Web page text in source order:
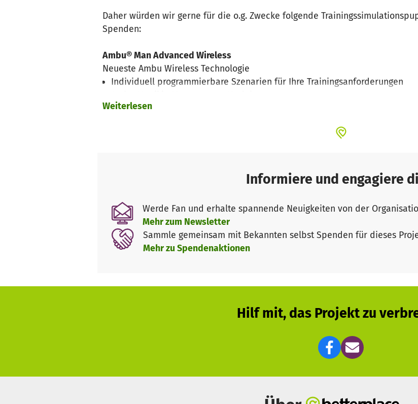
Daher würden wir gerne für die o.g. Zwecke folgende
Spenden:
Ambu® Man Advanced Wireless
Neueste Ambu Wireless Technologie
Individuell programmierbare Szenarien für Ihre Trainingsanforderungen
Darstellung ines realistischen Patientenmonitors mit 12-Kanal-EKH Anzeige
Weiterlesen
Informiere und engagiere
Werde Fan und erhalte spannende Neuigkeiten von der
Mehr zum Newsletter
Sammle gemeinsam mit Bekannten selbst Spenden für dieses
Mehr zu Spendenaktionen
Hilf mit, das Projekt zu